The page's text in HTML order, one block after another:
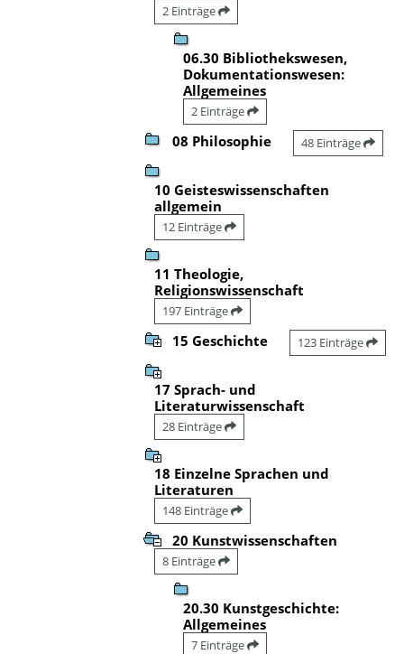
2 Einträge
06.30 Bibliothekswesen,
Dokumentationswesen:
Allgemeines
2 Einträge
08 Philosophie 48 Einträge
10 Geisteswissenschaften
allgemein
12 Einträge
11 Theologie,
Religionswissenschaft
197 Einträge
15 Geschichte 123 Einträge
17 Sprach- und
Literaturwissenschaft
28 Einträge
18 Einzelne Sprachen und
Literaturen
148 Einträge
20 Kunstwissenschaften
8 Einträge
20.30 Kunstgeschichte:
Allgemeines
7 Einträge